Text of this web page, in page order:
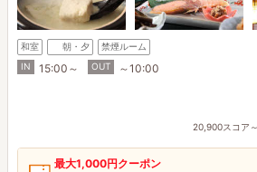
和室 朝・夕
禁煙ルーム
IN
15:00～ OUT ～10:00
20,900スコア～
最大1,000円クーポン